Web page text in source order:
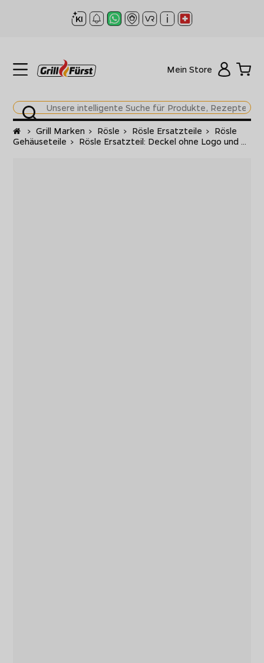
Mein Store
Startseite
> Grill Marken > Rösle > Rösle Ersatzteile > Rösle
Gehäuseteile > Rösle Ersatzteil: Deckel ohne Logo und ...